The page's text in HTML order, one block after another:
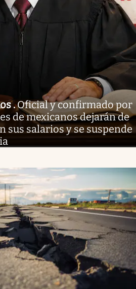
.Oficial y confirmado por
de mexicanos dejarán de
sus salarios y se suspende